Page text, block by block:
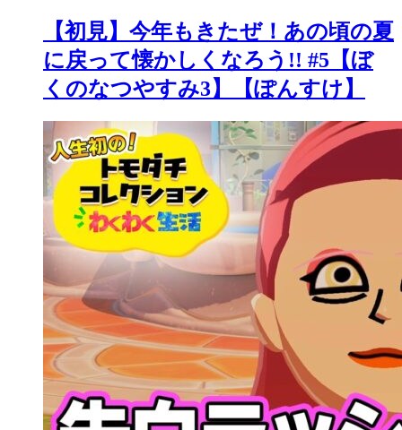
【初見】今年もきたぜ！あの頃の夏
に戻って懐かしくなろう!! #5【ぼ
くのなつやすみ3】【ぽんすけ】